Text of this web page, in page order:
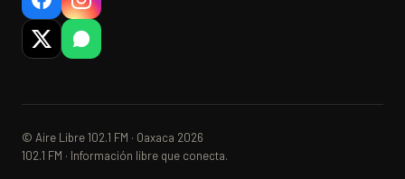
© Aire Libre 102.1 FM · Oaxaca 2026
102.1 FM · Información libre que conecta.